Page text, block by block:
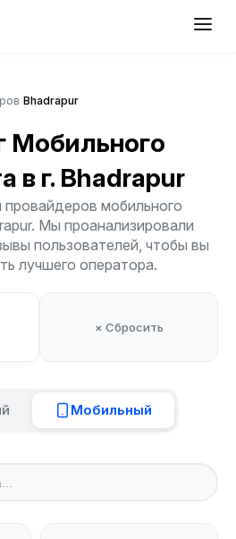
Bhadrapur
Мобильного
в г. Bhadrapur
мобильного
Мы проанализировали
пользователей, чтобы вы
лучшего оператора.
× Сбросить
Мобильный